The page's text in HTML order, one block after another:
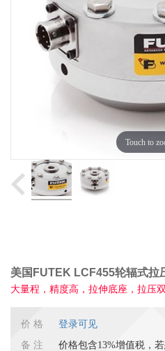
Touch to
美国FUTEK LCF455轮辐式拉
大量程，精度高，拉伸底座，拉压
价 格
登录可见
备 注
价格包含13%增值税，